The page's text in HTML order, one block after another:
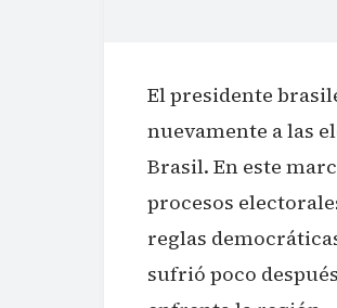
El presidente
nuevamente a las
Brasil. En este
procesos
reglas
sufrió poco